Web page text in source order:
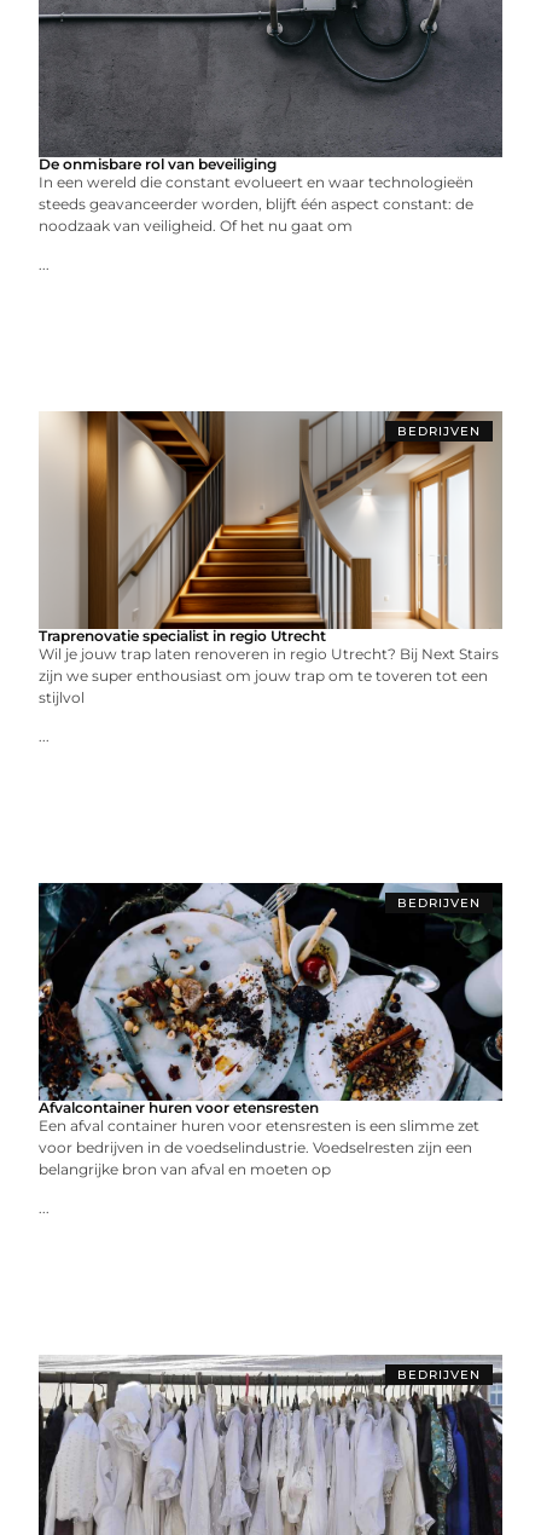
De onmisbare rol van beveiliging
In een wereld die constant evolueert en waar technologieën
steeds geavanceerder worden, blijft één aspect constant: de
noodzaak van veiligheid. Of het nu gaat om
...
BEDRIJVEN
Traprenovatie specialist in regio Utrecht
Wil je jouw trap laten renoveren in regio Utrecht? Bij Next Stairs
zijn we super enthousiast om jouw trap om te toveren tot een
stijlvol
...
BEDRIJVEN
Afvalcontainer huren voor etensresten
Een afval container huren voor etensresten is een slimme zet
voor bedrijven in de voedselindustrie. Voedselresten zijn een
belangrijke bron van afval en moeten op
...
BEDRIJVEN